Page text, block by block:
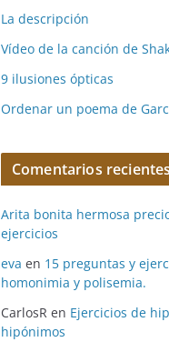
La descripción
Vídeo de la canción de
9 ilusiones ópticas
Ordenar un poema de
Comentarios recientes
Arita bonita hermosa
ejercicios
eva en 15 preguntas y
homonimia y polisemia.
CarlosR en Ejercicios de
hipónimos